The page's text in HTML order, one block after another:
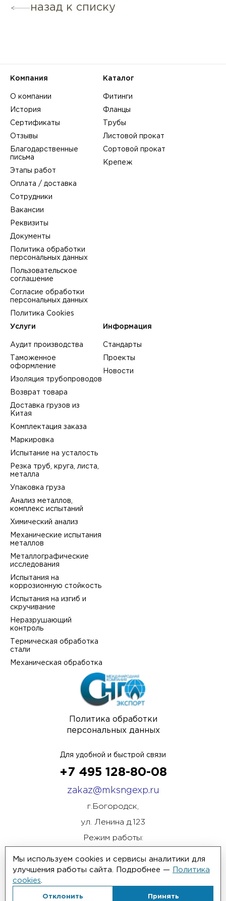
назад к списку
Политика обработки
персональных данных
Компания
О компании
История
Сертификаты
Отзывы
Благодарственные
письма
Этапы работ
Оплата / доставка
Сотрудники
Вакансии
Реквизиты
Документы
Политика обработки
персональных данных
Пользовательское
соглашение
Согласие обработки
персональных данных
Политика Cookies
Каталог
Фитинги
Фланцы
Трубы
Листовой прокат
Сортовой прокат
Крепеж
Услуги
Аудит производства
Таможенное
оформление
Изоляция трубопроводов
Возврат товара
Доставка грузов из
Китая
Комплектация заказа
Маркировка
Испытание на усталость
Резка труб, круга, листа,
металла
Упаковка груза
Анализ металлов,
комплекс испытаний
Химический анализ
Механические испытания
металлов
Металлографические
исследования
Испытания на
коррозионную стойкость
Испытания на изгиб и
скручивание
Неразрушающий
контроль
Термическая обработка
стали
Механическая обработка
Информация
Стандарты
Проекты
Новости
Для удобной и быстрой связи
+7 495 128-80-08
zakaz@mksngexp.ru
г.Богородск,
ул. Ленина д.123
Режим работы:
Мы используем cookies и сервисы аналитики для
улучшения работы сайта. Подробнее —
Политика
cookies
Отклонить Принять